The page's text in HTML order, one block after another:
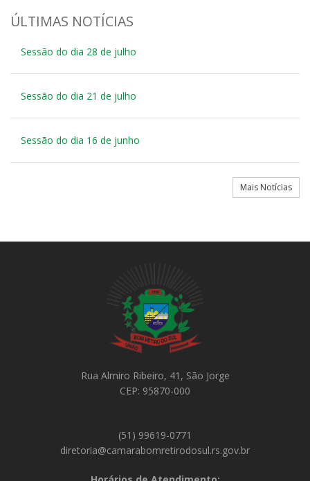
ÚLTIMAS NOTÍCIAS
Sessão do dia 28 de julho
Sessão do dia 21 de julho
Sessão do dia 16 de junho
Mais Notícias
Rua Almiro Ribeiro, 41, São Jorge
CEP: 95870-000
(51) 99619-0771
diretoria@camarabomretirodosul.rs.gov.br